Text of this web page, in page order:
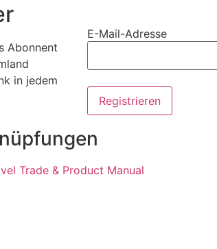
Abonnent
in jedem
E-Mail-Adresse
Trade & Product Manual